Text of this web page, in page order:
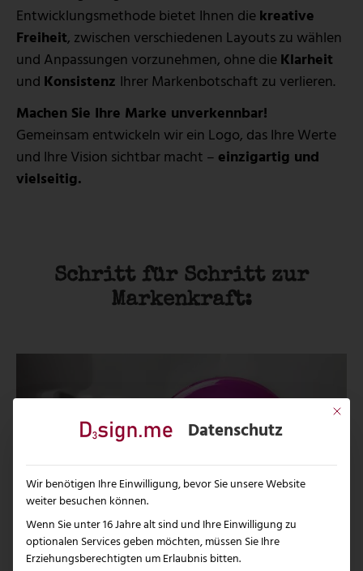
Entwicklungsmethode bietet Ihnen diekreative
Freiheit, zwischen verschiedenen Layouts zu wählen
und Anpassungen vorzunehmen, ohne dieKlarheit
und Konsistenz Ihrer Markenbotschaft zu verlieren.
Machen Sie Ihre Marke unverkennbar!
Gemeinsam entwickeln wir ein Logo, das Ihre Werte
und Ihre Vision sichtbar macht – einzigartig und
vielseitig.
Schritt für Schritt zur
Markenkraft:
Mit
Datenschutz
Wir benötigen Ihre Einwilligung, bevor Sie unsere Website
weiter besuchen können.
Wenn Sie unter 16 Jahre alt sind und Ihre Einwilligung zu
optionalen Services geben möchten, müssen Sie Ihre
Erziehungsberechtigten um Erlaubnis bitten.